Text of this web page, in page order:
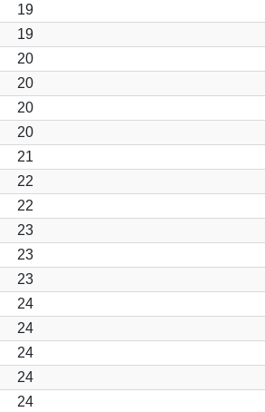
19
19
20
20
20
20
21
22
22
23
23
23
24
24
24
24
24